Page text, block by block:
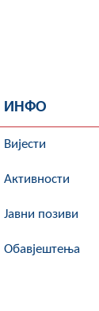
ИНФО
Вијести
Активности
Јавни позиви
Обавјештења